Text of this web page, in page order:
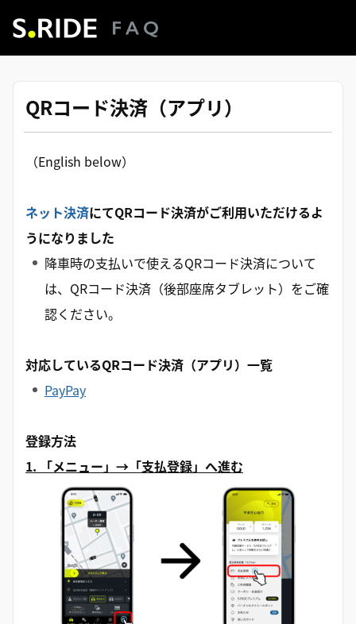
QRコード決済（アプリ）
（English below）
ネット決済にてQRコード決済がご利用いただけるよ
うになりました
降車時の支払いで使えるQRコード決済について
は、QRコード決済（後部座席タブレット）をご確
認ください。
対応しているQRコード決済（アプリ）一覧
PayPay
登録方法
1. 「メニュー」→「支払登録」へ進む